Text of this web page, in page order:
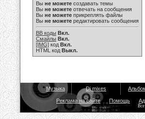
Вы не можете создавать темы
Вы не можете отвечать на сообщения
Вы не можете прикреплять файлы
Вы не можете редактировать сообщения
BB коды Вкл.
Смайлы Вкл.
[IMG] код Вкл.
HTML код Выкл.
Музыка Dj mixes
Реклама на сайте Помощь